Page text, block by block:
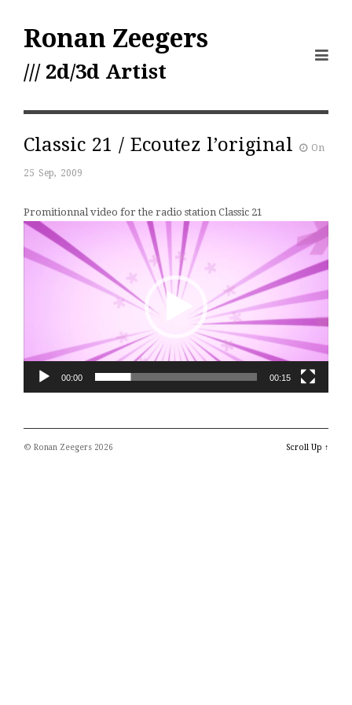
Ronan Zeegers
/// 2d/3d Artist
Classic 21 / Ecoutez l’original On
25 Sep, 2009
Promitionnal video for the radio station Classic 21
Lecteur
vidéo
00:00 00:15
© Ronan Zeegers 2026 Scroll Up ↑